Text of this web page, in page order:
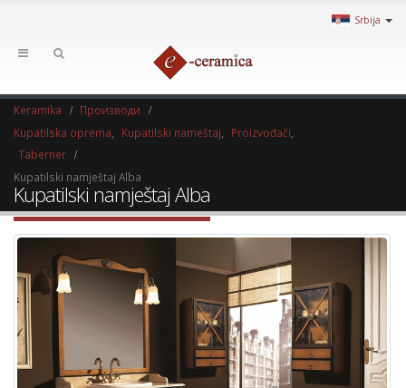
Srbija
Keramika
Производи
Kupatilska oprema
Kupatilski nameštaj Proizvođači
Taberner
Kupatilski namještaj Alba
Kupatilski namještaj Alba